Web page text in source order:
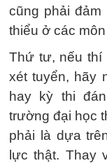
cũng phải đảm
thiểu ở các
Thứ tư, nếu thí
xét tuyển, hãy
hay kỳ thi
trường đại học
phải là dựa
lực thật. Thay